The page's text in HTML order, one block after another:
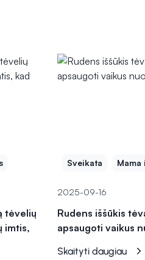
tėvelių
imtis,
Sveikata Mama
2025-09-16
Rudens iššūkis
apsaugoti vaikus
Skaityti daugiau